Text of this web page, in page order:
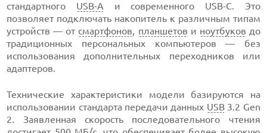
стандартного USB-A и современного USB-C. Это
позволяет подключать накопитель к различным типам
устройств — от смартфонов, планшетов и ноутбуков до
традиционных персональных компьютеров — без
использования дополнительных переходников или
адаптеров.
Технические характеристики модели базируются на
использовании стандарта передачи данных USB3.2 Gen
2. Заявленная скорость последовательного чтения